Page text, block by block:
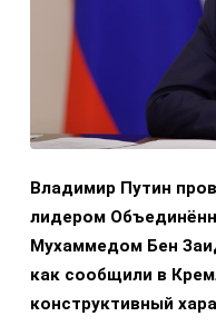
Владимир Путин
лидером
Мухаммедом Бен
как сообщили в
конструктивный